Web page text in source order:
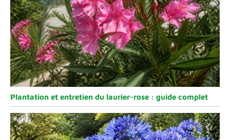
Plantation et entretien du laurier-rose : guide complet